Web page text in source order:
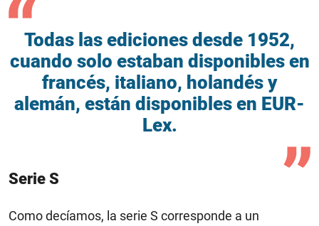
Todas las ediciones desde 1952,
cuando solo estaban disponibles en
francés, italiano, holandés y
alemán, están disponibles en EUR-
Lex.
Serie S
Como decíamos, la serie S corresponde a un